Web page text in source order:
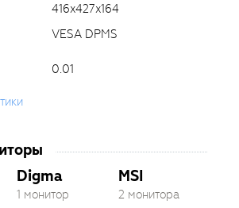
416x427x164
VESA DPMS
0.01
Digma
1 монитор
MSI
2 монитора